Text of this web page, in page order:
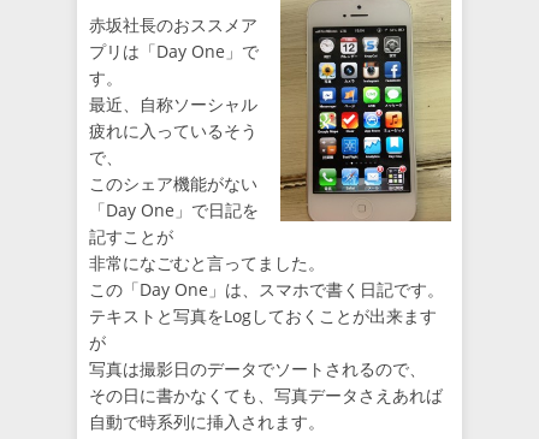
赤坂社長のおススメア
プリは「Day One」で
す。
最近、自称ソーシャル
疲れに入っているそう
で、
このシェア機能がない
「Day One」で日記を
記すことが
非常になごむと言ってました。
この「Day One」は、スマホで書く日記です。
テキストと写真をLogしておくことが出来ます
が
写真は撮影日のデータでソートされるので、
その日に書かなくても、写真データさえあれば
自動で時系列に挿入されます。